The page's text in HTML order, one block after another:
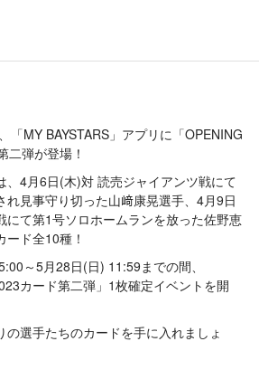
「MY BAYSTARS」アプリに「OPENING
二弾が登場！
、4月6日(木)対 読売ジャイアンツ戦にて
れ見事守り切った山﨑康晃選手、4月9日
にて第1号ソロホームランを放った佐野恵
ド全10種！
～5月28日(日) 11:59までの間、
カード第二弾」1枚確定イベントを開
の選手たちのカードを手に入れましょ